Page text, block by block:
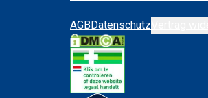
AGBDatenschutz